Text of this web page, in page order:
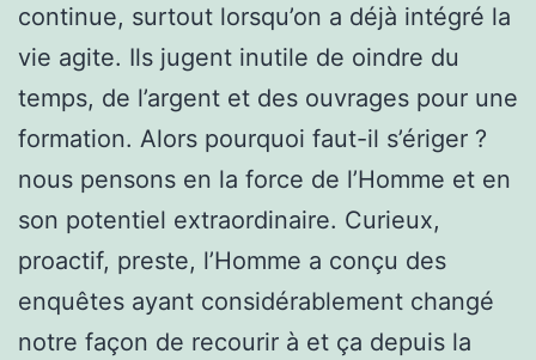
continue, surtout lorsqu’on a déjà intégré la
vie agite. Ils jugent inutile de oindre du
temps, de l’argent et des ouvrages pour une
formation. Alors pourquoi faut-il s’ériger ?
nous pensons en la force de l’Homme et en
son potentiel extraordinaire. Curieux,
proactif, preste, l’Homme a conçu des
enquêtes ayant considérablement changé
notre façon de recourir à et ça depuis la